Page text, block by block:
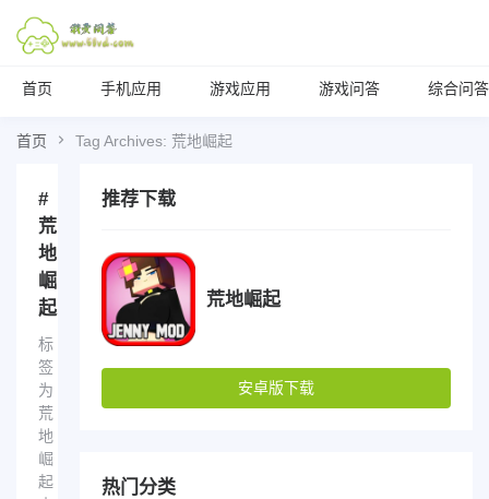
首页 手机应用 游戏应用 游戏问答 综合问答
首页 Tag Archives: 荒地崛起
#
荒
地
崛
起
标
签
为
荒
地
崛
起
推荐下载
荒地崛起
安卓版下载
热门分类